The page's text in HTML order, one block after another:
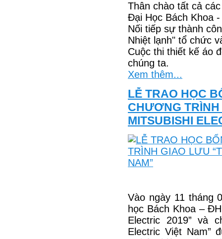
Thân chào tất cả
Đại Học Bách Khoa
Nối tiếp sự thành
Nhiệt lạnh" tổ chức
Cuộc thi thiết kế áo
chúng ta.
Xem thêm...
LỄ TRAO HỌC
CHƯƠNG
MITSUBISHI
Vào ngày 11 tháng
học Bách Khoa –
Electric 2019” và
Electric Việt Nam”